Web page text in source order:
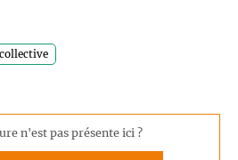
n'est pas présente ici ?